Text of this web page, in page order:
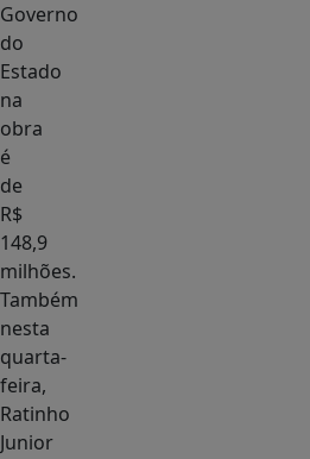
Governo
do
Estado
na
obra
é
de
R$
148,9
milhões.
Também
nesta
quarta-
feira,
Ratinho
Junior